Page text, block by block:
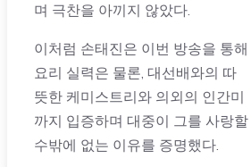
며 극찬을 아끼지 않았다.
이처럼 손태진은 이번 방송을 통해
요리 실력은 물론, 대선배와의 따
뜻한 케미스트리와 의외의 인간미
까지 입증하며 대중이 그를 사랑할
수밖에 없는 이유를 증명했다.